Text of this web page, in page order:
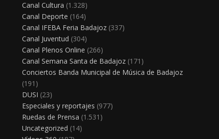
Canal Cultura (1.328)
Canal Deporte (164)
Canal IFEBA Feria Badajoz(337)
Canal Juventud (304)
Canal Plenos Online (266)
Canal Semana Santa de Badajoz(171)
Conciertos Banda Municipal de Música de Badajoz
(191)
DUSI (23)
Especiales y reportajes (977)
Ruedas de Prensa (1.531)
Uncategorized (14)